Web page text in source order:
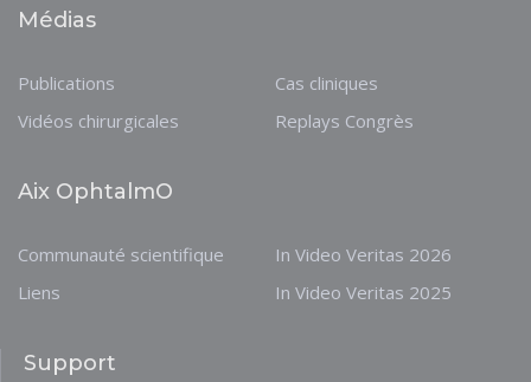
Médias
Publications
Vidéos chirurgicales
Cas cliniques
Replays Congrès
Aix OphtalmO
Communauté scientifique
Liens
In Video Veritas 2026
In Video Veritas 2025
Support